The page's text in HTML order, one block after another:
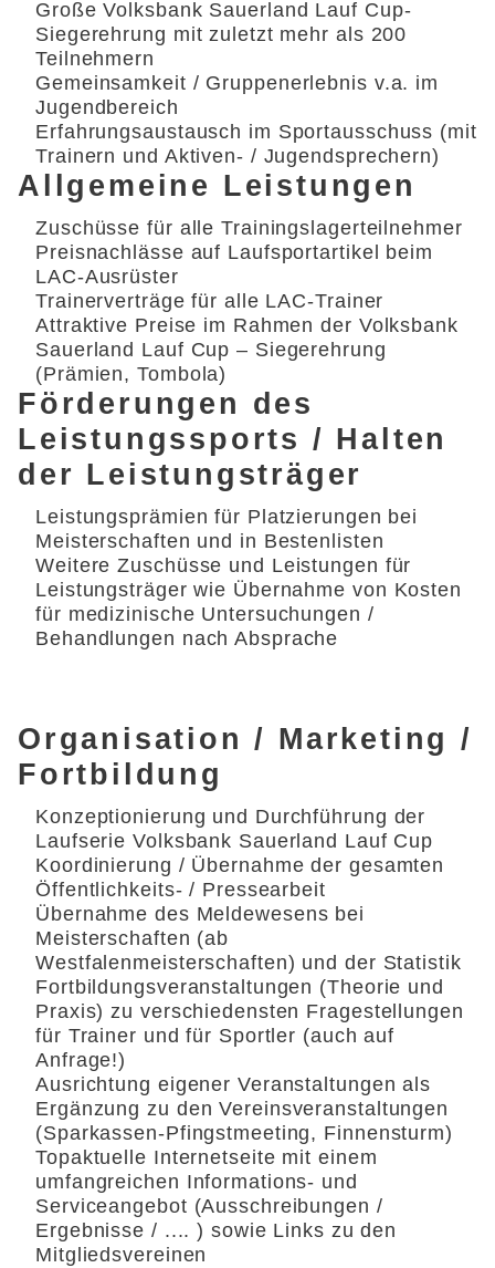
Große Volksbank Sauerland Lauf Cup-
Siegerehrung mit zuletzt mehr als 200
Teilnehmern
Gemeinsamkeit / Gruppenerlebnis v.a. im
Jugendbereich
Erfahrungsaustausch im Sportausschuss (mit
Trainern und Aktiven- / Jugendsprechern)
Allgemeine Leistungen
Zuschüsse für alle Trainingslagerteilnehmer
Preisnachlässe auf Laufsportartikel beim
LAC-Ausrüster
Trainerverträge für alle LAC-Trainer
Attraktive Preise im Rahmen der Volksbank
Sauerland Lauf Cup – Siegerehrung
(Prämien, Tombola)
Förderungen des
Leistungssports / Halten
der Leistungsträger
Leistungsprämien für Platzierungen bei
Meisterschaften und in Bestenlisten
Weitere Zuschüsse und Leistungen für
Leistungsträger wie Übernahme von Kosten
für medizinische Untersuchungen /
Behandlungen nach Absprache
Organisation / Marketing /
Fortbildung
Konzeptionierung und Durchführung der
Laufserie Volksbank Sauerland Lauf Cup
Koordinierung / Übernahme der gesamten
Öffentlichkeits- / Pressearbeit
Übernahme des Meldewesens bei
Meisterschaften (ab
Westfalenmeisterschaften) und der Statistik
Fortbildungsveranstaltungen (Theorie und
Praxis) zu verschiedensten Fragestellungen
für Trainer und für Sportler (auch auf
Anfrage!)
Ausrichtung eigener Veranstaltungen als
Ergänzung zu den Vereinsveranstaltungen
(Sparkassen-Pfingstmeeting, Finnensturm)
Topaktuelle Internetseite mit einem
umfangreichen Informations- und
Serviceangebot (Ausschreibungen /
Ergebnisse / .... ) sowie Links zu den
Mitgliedsvereinen